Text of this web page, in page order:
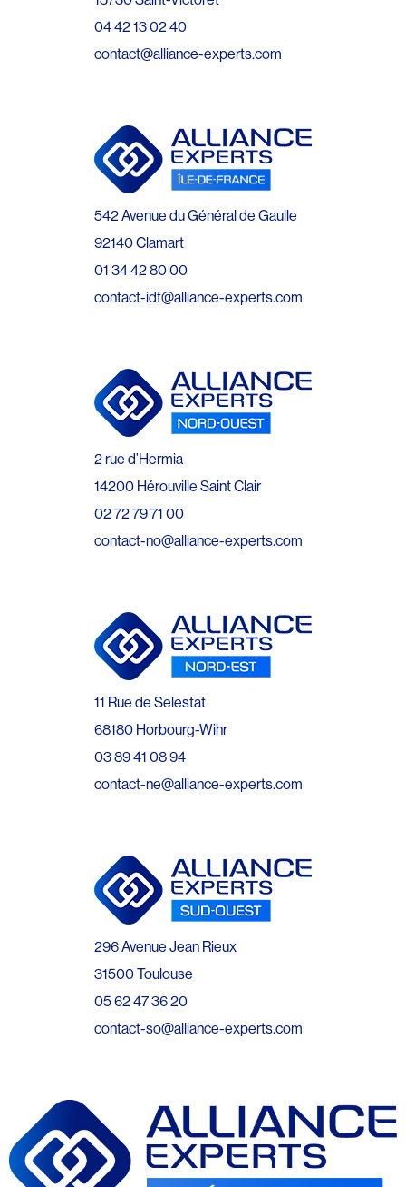
04 42 13 02 40
contact@alliance-experts.com
542 Avenue du Général de Gaulle
92140 Clamart
01 34 42 80 00
contact-idf@alliance-experts.com
2 rue d’Hermia
14200 Hérouville Saint Clair
02 72 79 71 00
contact-no@alliance-experts.com
11 Rue de Selestat
68180 Horbourg-Wihr
03 89 41 08 94
contact-ne@alliance-experts.com
296 Avenue Jean Rieux
31500 Toulouse
05 62 47 36 20
contact-so@alliance-experts.com